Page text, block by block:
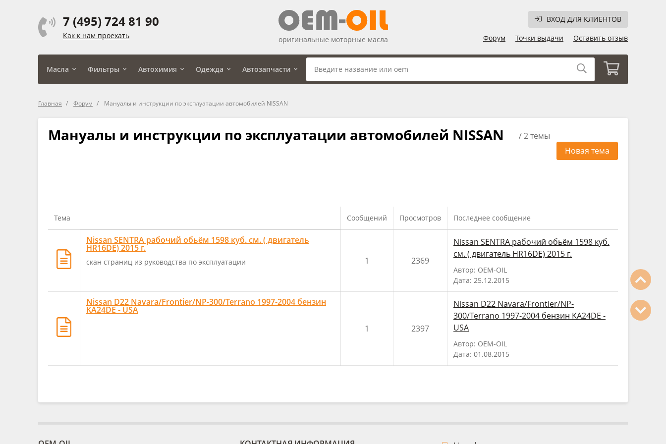
7 (495) 724 81 90
Как к нам проехать
ВХОД ДЛЯ КЛИЕНТОВ
Форум
Точки выдачи Оставить отзыв
оригинальные моторные масла
Масла Фильтры Автохимия Одежда Автозапчасти
Главная Форум Мануалы и инструкции по эксплуатации автомобилей NISSAN
Мануалы и инструкции по эксплуатации автомобилей NISSAN
/ 2 темы
Новая тема
Тема Сообщений Просмотров Последнее сообщение
Nissan SENTRA рабочий обьём 1598 куб. см. ( двигатель
HR16DE) 2015 г.
скан страниц из руководства по эксплуатации 1 2369
Nissan SENTRA рабочий обьём 1598 куб.
см. ( двигатель HR16DE) 2015 г.
Автор: OEM-OIL
Дата: 25.12.2015
Nissan D22 Navara/Frontier/NP-300/Terrano 1997-2004 бензин
KA24DE - USA
1
2397
Nissan D22 Navara/Frontier/NP-
300/Terrano 1997-2004 бензин KA24DE -
USA
Автор: OEM-OIL
Дата: 01.08.2015